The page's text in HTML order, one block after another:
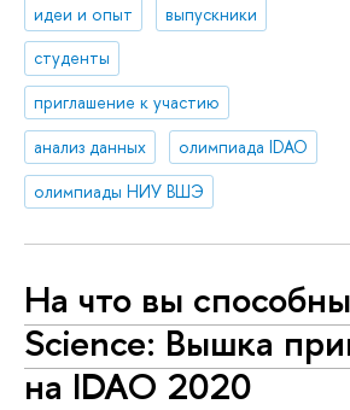
идеи и опыт
выпускники
студенты
приглашение к участию
анализ данных
олимпиада IDAO
олимпиады НИУ ВШЭ
На что вы
Science: Вышка
на IDAO 2020